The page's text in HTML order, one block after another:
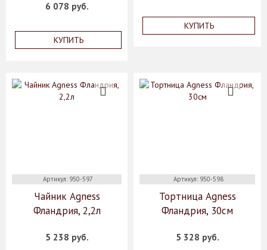
6 078 руб.
КУПИТЬ
КУПИТЬ
Артикул: 950-597
Чайник Agness
Фландрия, 2,2л
5 238 руб.
Артикул: 950-598
Тортница Agness
Фландрия, 30см
5 328 руб.